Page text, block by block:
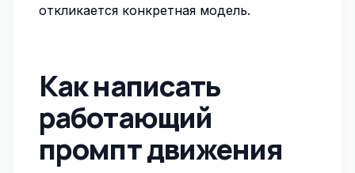
откликается конкретная модель.
Как написать
работающий
промпт движения